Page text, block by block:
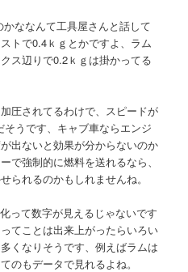
ななんて工具屋さんと話して
トで0.4ｋｇとかですよ、ラム
ス辺りで0.2ｋｇは掛かってる
圧されてるわけで、スピードが
うです、キャブ車ならエンジ
出ないと効果が分からないのか
で強制的に燃料を送れるなら、
られるのかもしれませんね。
って数字が見えるじゃないです
てことは出来上がったらいろい
くなりそうです、例えばラムは
のもデータで見れるよね。